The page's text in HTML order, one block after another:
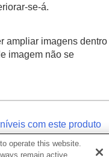
filme)
filme)
durante a
se-á.
ampliar imagens dentro
imagem não se
com este produto
operate this website.
remain active.